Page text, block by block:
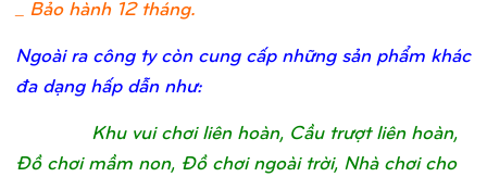
_ Bảo hành 12 tháng.
Ngoài ra công ty còn cung cấp những sản phẩm khác
đa dạng hấp dẫn như:
Khu vui chơi liên hoàn, Cầu trượt liên hoàn,
Đồ chơi mầm non, Đồ chơi ngoài trời, Nhà chơi cho